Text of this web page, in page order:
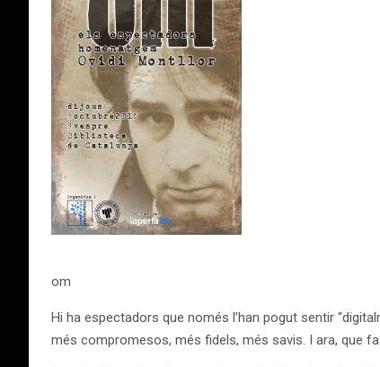
om
Hi ha espectadors que només l’han pogut sentir
més compromesos, més fidels, més savis. I ara, que